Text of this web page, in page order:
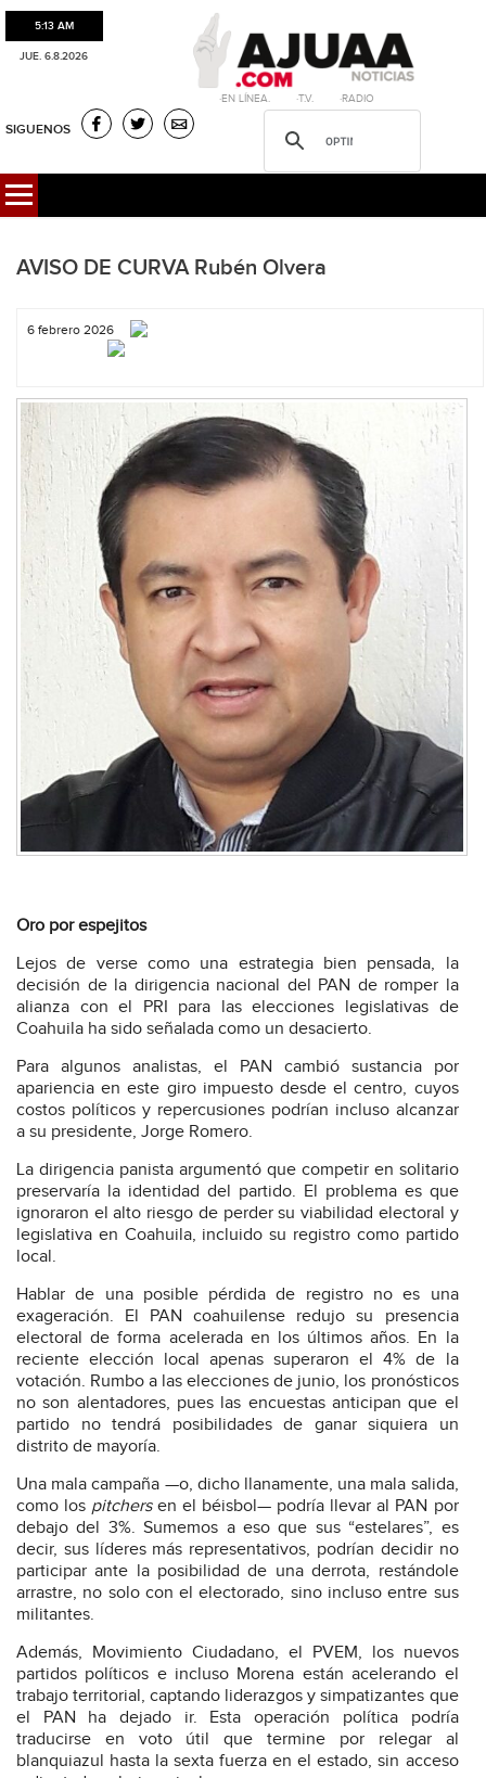
5:13 AM
JUE. 6.8.2026
·EN LÍNEA. ·T.V. ·RADIO
SIGUENOS
AVISO DE CURVA Rubén Olvera
6 febrero 2026
Oro por espejitos
Lejos de verse como una estrategia bien pensada, la
decisión de la dirigencia nacional del PAN de romper la
alianza con el PRI para las elecciones legislativas de
Coahuila ha sido señalada como un desacierto.
Para algunos analistas, el PAN cambió sustancia por
apariencia en este giro impuesto desde el centro, cuyos
costos políticos y repercusiones podrían incluso alcanzar
a su presidente, Jorge Romero.
La dirigencia panista argumentó que competir en solitario
preservaría la identidad del partido. El problema es que
ignoraron el alto riesgo de perder su viabilidad electoral y
legislativa en Coahuila, incluido su registro como partido
local.
Hablar de una posible pérdida de registro no es una
exageración. El PAN coahuilense redujo su presencia
electoral de forma acelerada en los últimos años. En la
reciente elección local apenas superaron el 4% de la
votación. Rumbo a las elecciones de junio, los pronósticos
no son alentadores, pues las encuestas anticipan que el
partido no tendrá posibilidades de ganar siquiera un
distrito de mayoría.
Una mala campaña —o, dicho llanamente, una mala salida,
como los pitchersen el béisbol— podría llevar al PAN por
debajo del 3%. Sumemos a eso que sus “estelares”, es
decir, sus líderes más representativos, podrían decidir no
participar ante la posibilidad de una derrota, restándole
arrastre, no solo con el electorado, sino incluso entre sus
militantes.
Además, Movimiento Ciudadano, el PVEM, los nuevos
partidos políticos e incluso Morena están acelerando el
trabajo territorial, captando liderazgos y simpatizantes que
el PAN ha dejado ir. Esta operación política podría
traducirse en voto útil que termine por relegar al
blanquiazul hasta la sexta fuerza en el estado, sin acceso